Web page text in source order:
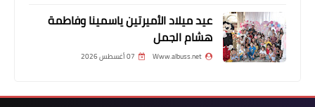
جرذون يحرك ملف عملية ترميم المنازل
في “عين الحلوة”!!
عيد ميلاد الأميرتين ياسمينا وفاطمة
هشام الجمل
Www.albuss.net 07 أغسطس 2026